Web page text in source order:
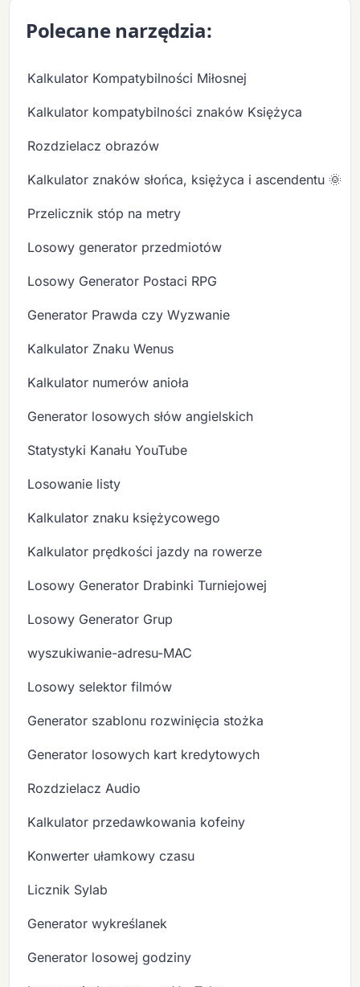
Polecane narzędzia:
Kalkulator Kompatybilności Miłosnej
Kalkulator kompatybilności znaków Księżyca
Rozdzielacz obrazów
Kalkulator znaków słońca, księżyca i ascendentu
Przelicznik stóp na metry
Losowy generator przedmiotów
Losowy Generator Postaci RPG
Generator Prawda czy Wyzwanie
Kalkulator Znaku Wenus
Kalkulator numerów anioła
Generator losowych słów angielskich
Statystyki Kanału YouTube
Losowanie listy
Kalkulator znaku księżycowego
Kalkulator prędkości jazdy na rowerze
Losowy Generator Drabinki Turniejowej
Losowy Generator Grup
wyszukiwanie-adresu-MAC
Losowy selektor filmów
Generator szablonu rozwinięcia stożka
Generator losowych kart kredytowych
Rozdzielacz Audio
Kalkulator przedawkowania kofeiny
Konwerter ułamkowy czasu
Licznik Sylab
Generator wykreślanek
Generator losowej godziny